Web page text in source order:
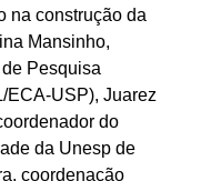
na construção da
Mansinho,
Pesquisa
ECA-USP), Juarez
do
da Unesp de
coordenação